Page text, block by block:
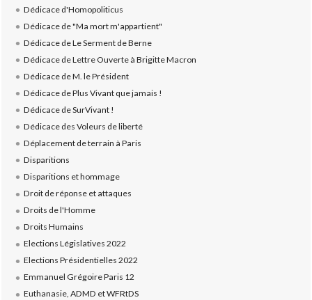
Dédicace d'Homopoliticus
Dédicace de "Ma mort m'appartient"
Dédicace de Le Serment de Berne
Dédicace de Lettre Ouverte à Brigitte Macron
Dédicace de M. le Président
Dédicace de Plus Vivant que jamais !
Dédicace de SurVivant !
Dédicace des Voleurs de liberté
Déplacement de terrain à Paris
Disparitions
Disparitions et hommage
Droit de réponse et attaques
Droits de l'Homme
Droits Humains
Elections Législatives 2022
Elections Présidentielles 2022
Emmanuel Grégoire Paris 12
Euthanasie, ADMD et WFRtDS